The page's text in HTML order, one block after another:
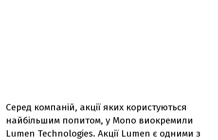
Серед компаній, акції яких користуються
найбільшим попитом, у Mono виокремили
Lumen Technologies. Акції Lumen є одними з